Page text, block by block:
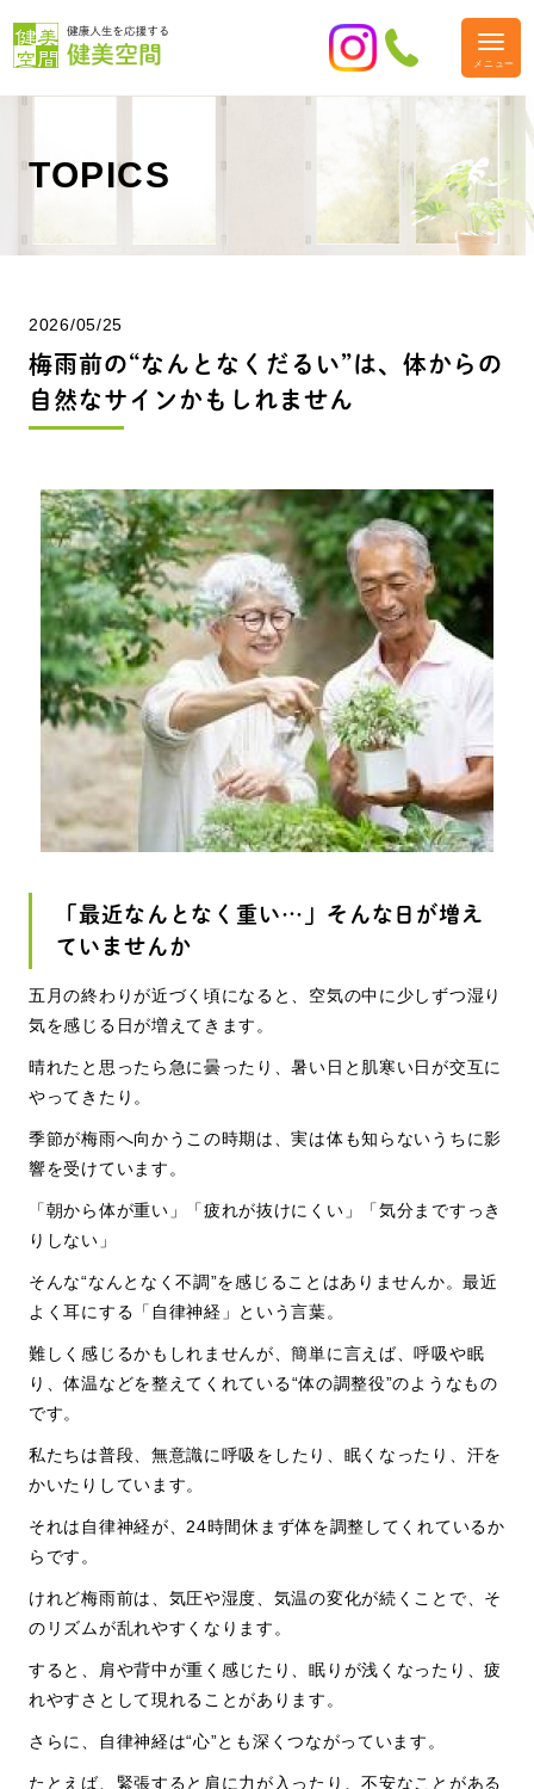
TOPICS
2026/05/25
梅雨前の“なんとなくだるい”は、体からの
自然なサインかもしれません
「最近なんとなく重い…」そんな日が増え
ていませんか
五月の終わりが近づく頃になると、空気の中に少しずつ湿り
気を感じる日が増えてきます。
晴れたと思ったら急に曇ったり、暑い日と肌寒い日が交互に
やってきたり。
季節が梅雨へ向かうこの時期は、実は体も知らないうちに影
響を受けています。
「朝から体が重い」「疲れが抜けにくい」「気分まですっき
りしない」
そんな“なんとなく不調”を感じることはありませんか。最近
よく耳にする「自律神経」という言葉。
難しく感じるかもしれませんが、簡単に言えば、呼吸や眠
り、体温などを整えてくれている“体の調整役”のようなもの
です。
私たちは普段、 無意識に呼吸をしたり
、眠くなったり、汗を
かいたりしています。
それは自律神経が、 24時間休まず体を調整してくれているか
らです。
けれど梅雨前は、気圧や湿度、気温の変化が続くことで、そ
のリズムが乱れやすくなります。
すると、肩や背中が重く感じたり、眠りが浅くなったり、疲
れやすさとして現れることがあります。
さらに、自律神経は“心”とも深くつながっています。
たとえば、緊張すると肩に力が入ったり、不安なことがある